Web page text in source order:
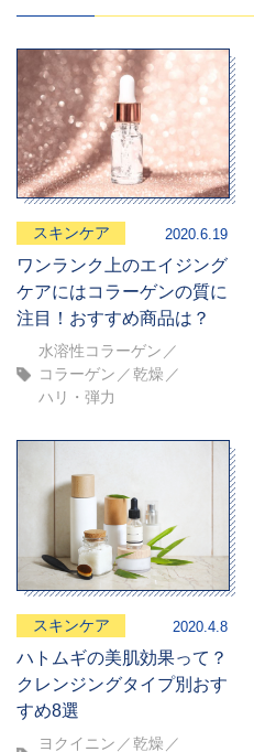
スキンケア 2020.6.19
ワンランク上のエイジング
ケアにはコラーゲンの質に
注目！おすすめ商品は？
水溶性コラーゲン
コラーゲン
乾燥
ハリ・弾力
スキンケア 2020.4.8
ハトムギの美肌効果って？
クレンジングタイプ別おす
すめ8選
ヨクイニン 乾燥